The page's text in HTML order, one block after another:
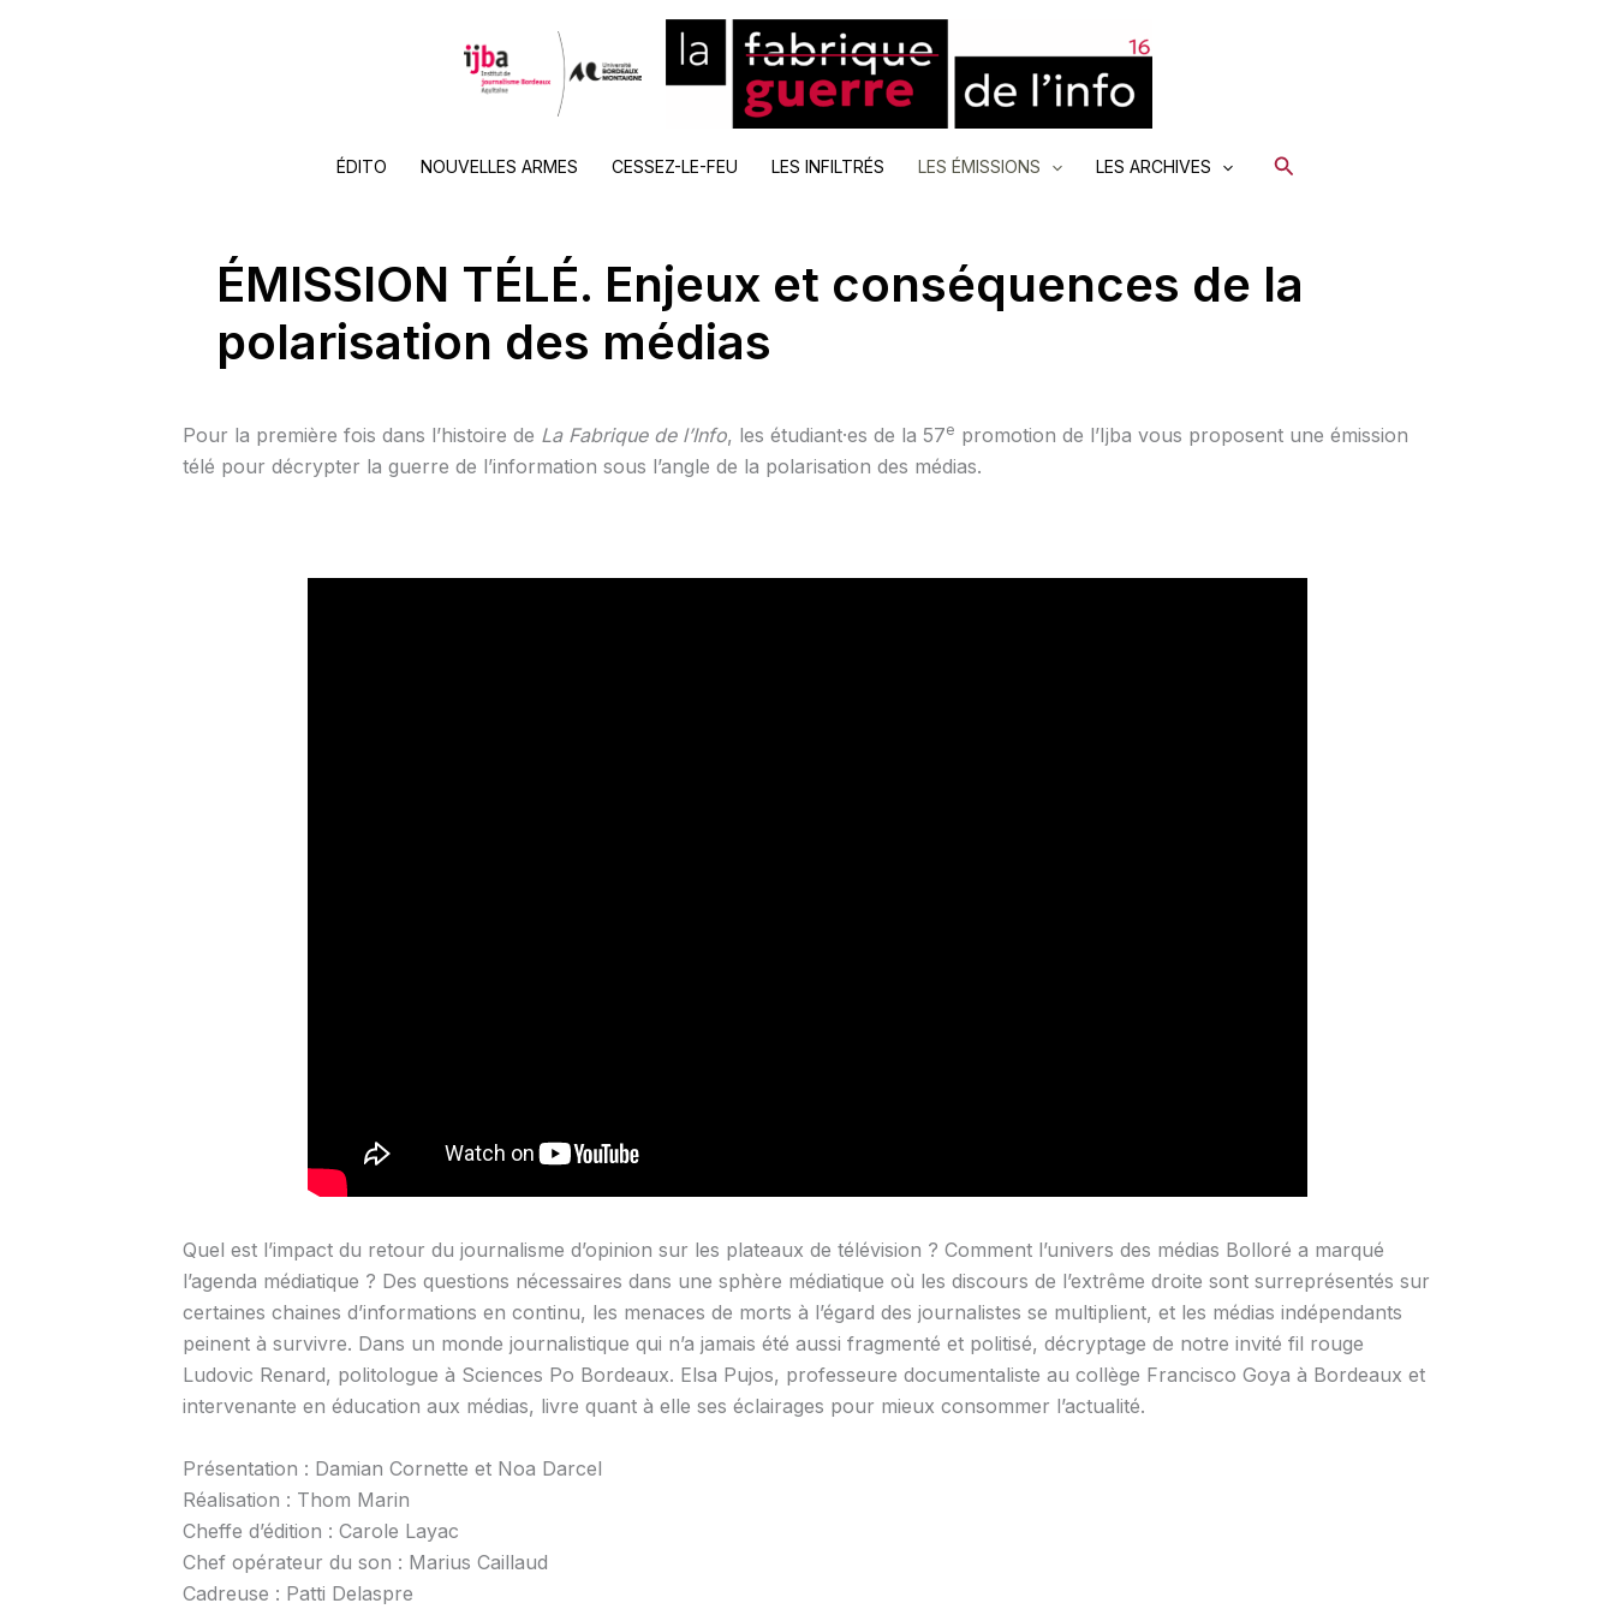
ÉDITO NOUVELLES ARMES CESSEZ-LE-FEU LES INFILTRÉS LES ÉMISSIONS LES ARCHIVES Rechercher
ÉMISSION TÉLÉ. Enjeux et conséquences de la
polarisation des médias
Pour la première fois dans l’histoire de La Fabrique de l’Info, les étudiant·es de la 57e promotion de l’Ijba vous proposent une émission
télé pour décrypter la guerre de l’information sous l’angle de la polarisation des médias.
Quel est l’impact du retour du journalisme d’opinion sur les plateaux de télévision ? Comment l’univers des médias Bolloré a marqué
l’agenda médiatique ? Des questions nécessaires dans une sphère médiatique où les discours de l’extrême droite sont surreprésentés sur
certaines chaines d’informations en continu, les menaces de morts à l’égard des journalistes se multiplient, et les médias indépendants
peinent à survivre. Dans un monde journalistique qui n’a jamais été aussi fragmenté et politisé, décryptage de notre invité fil rouge
Ludovic Renard, politologue à Sciences Po Bordeaux. Elsa Pujos, professeure documentaliste au collège Francisco Goya à Bordeaux et
intervenante en éducation aux médias, livre quant à elle ses éclairages pour mieux consommer l’actualité.
Présentation : Damian Cornette et Noa Darcel
Réalisation : Thom Marin
Cheffe d’édition : Carole Layac
Chef opérateur du son : Marius Caillaud
Cadreuse : Patti Delaspre